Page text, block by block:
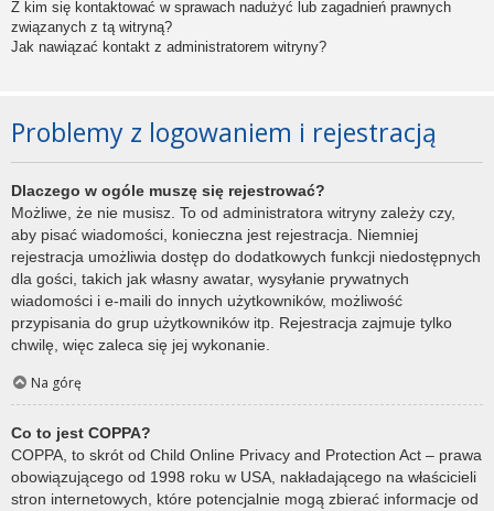
Z kim się kontaktować w sprawach nadużyć lub zagadnień prawnych
związanych z tą witryną?
Jak nawiązać kontakt z administratorem witryny?
Problemy z logowaniem i rejestracją
Dlaczego w ogóle muszę się rejestrować?
Możliwe, że nie musisz. To od administratora witryny zależy czy,
aby pisać wiadomości, konieczna jest rejestracja. Niemniej
rejestracja umożliwia dostęp do dodatkowych funkcji niedostępnych
dla gości, takich jak własny awatar, wysyłanie prywatnych
wiadomości i e-maili do innych użytkowników, możliwość
przypisania do grup użytkowników itp. Rejestracja zajmuje tylko
chwilę, więc zaleca się jej wykonanie.
Na górę
Co to jest COPPA?
COPPA, to skrót od Child Online Privacy and Protection Act – prawa
obowiązującego od 1998 roku w USA, nakładającego na właścicieli
stron internetowych, które potencjalnie mogą zbierać informacje od